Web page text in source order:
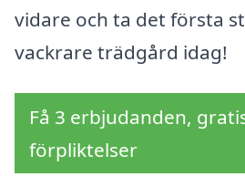
vidare och ta det första
vackrare trädgård idag!
Få 3 erbjudanden,
förpliktelser